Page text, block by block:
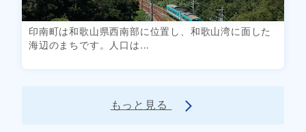
印南町は和歌山県西南部に位置し、和歌山湾に面した
海辺のまちです。人口は...
もっと見る arrow_forward_ios